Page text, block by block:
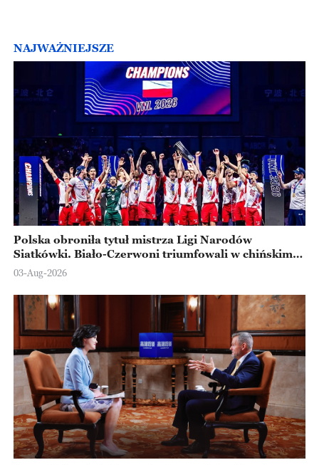
NAJWAŻNIEJSZE
Polska obroniła tytuł mistrza Ligi Narodów
Siatkówki. Biało-Czerwoni triumfowali w chińskim
Ningbo
03-Aug-2026